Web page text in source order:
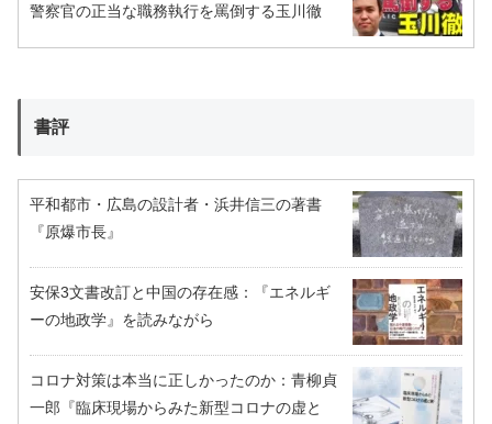
警察官の正当な職務執行を罵倒する玉川徹
書評
平和都市・広島の設計者・浜井信三の著書
『原爆市長』
安保3文書改訂と中国の存在感：『エネルギ
ーの地政学』を読みながら
コロナ対策は本当に正しかったのか：青柳貞
一郎『臨床現場からみた新型コロナの虚と